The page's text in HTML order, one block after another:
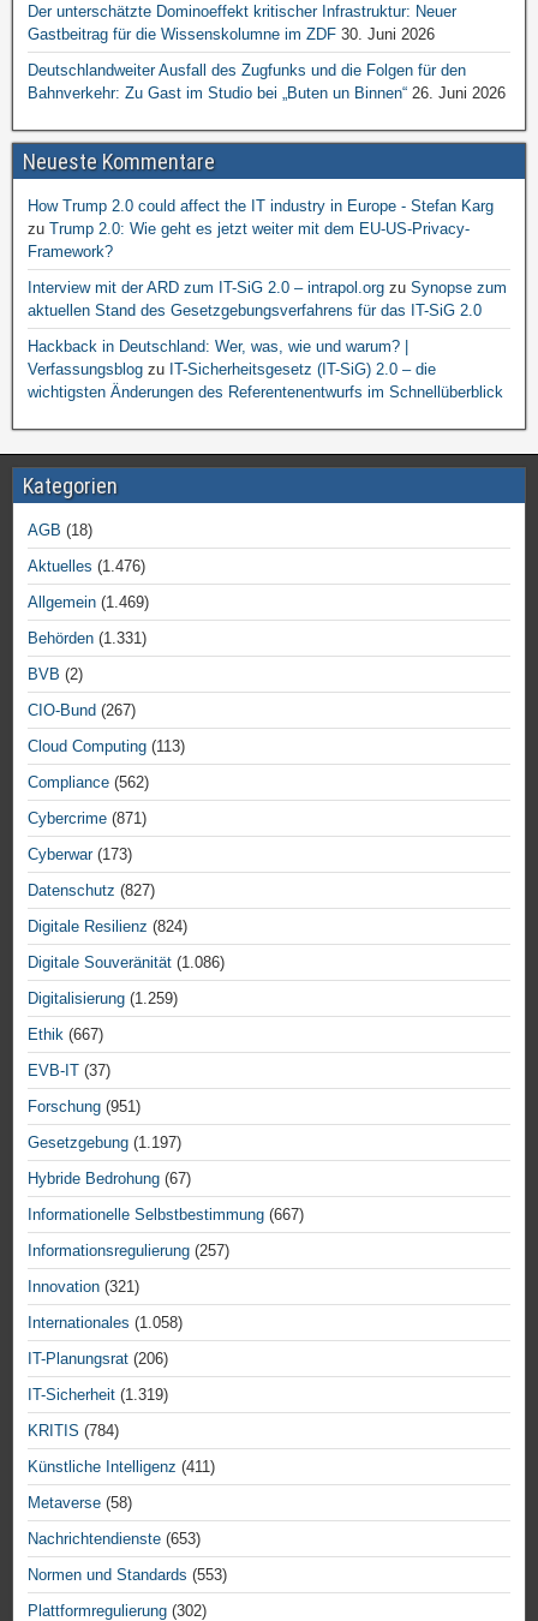
Der unterschätzte Dominoeffekt kritischer Infrastruktur: Neuer
Gastbeitrag für die Wissenskolumne im ZDF 30. Juni 2026
Deutschlandweiter Ausfall des Zugfunks und die Folgen für den
Bahnverkehr: Zu Gast im Studio bei „Buten un Binnen“ 26. Juni 2026
Neueste Kommentare
How Trump 2.0 could affect the IT industry in Europe - Stefan Karg
zu Trump 2.0: Wie geht es jetzt weiter mit dem EU-US-Privacy-
Framework?
Interview mit der ARD zum IT-SiG 2.0 – intrapol.org zu Synopse zum
aktuellen Stand des Gesetzgebungsverfahrens für das IT-SiG 2.0
Hackback in Deutschland: Wer, was, wie und warum? |
Verfassungsblog zu IT-Sicherheitsgesetz (IT-SiG) 2.0 – die
wichtigsten Änderungen des Referentenentwurfs im Schnellüberblick
Kategorien
AGB (18)
Aktuelles (1.476)
Allgemein (1.469)
Behörden (1.331)
BVB (2)
CIO-Bund (267)
Cloud Computing (113)
Compliance (562)
Cybercrime (871)
Cyberwar(173)
Datenschutz (827)
Digitale Resilienz (824)
Digitale Souveränität (1.086)
Digitalisierung (1.259)
Ethik (667)
EVB-IT (37)
Forschung (951)
Gesetzgebung (1.197)
Hybride Bedrohung (67)
Informationelle Selbstbestimmung (667)
Informationsregulierung (257)
Innovation (321)
Internationales (1.058)
IT-Planungsrat (206)
IT-Sicherheit (1.319)
KRITIS (784)
Künstliche Intelligenz (411)
Metaverse (58)
Nachrichtendienste (653)
Normen und Standards (553)
Plattformregulierung (302)